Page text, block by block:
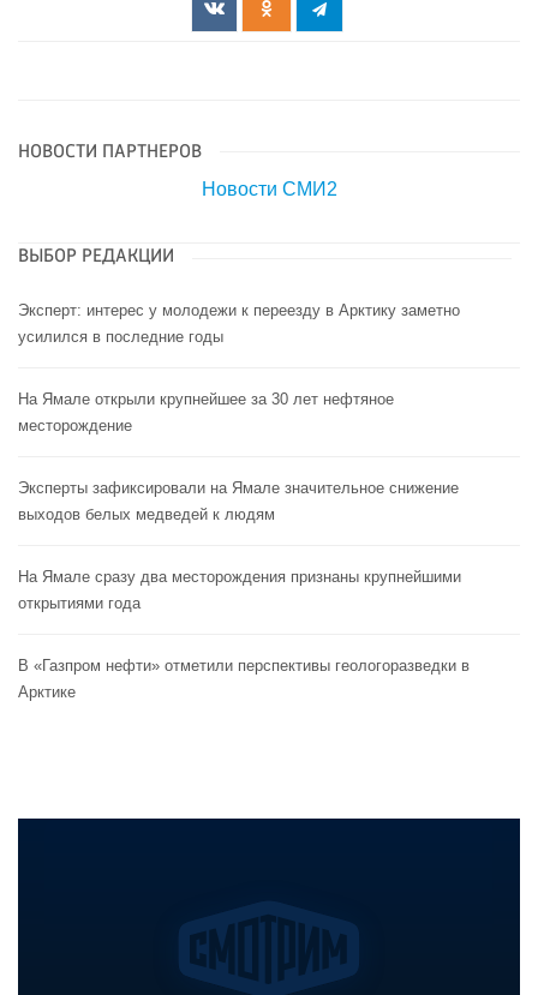
НОВОСТИ ПАРТНЕРОВ
Новости СМИ2
ВЫБОР РЕДАКЦИИ
Эксперт: интерес у молодежи к переезду в Арктику заметно
усилился в последние годы
На Ямале открыли крупнейшее за 30 лет нефтяное
месторождение
Эксперты зафиксировали на Ямале значительное снижение
выходов белых медведей к людям
На Ямале сразу два месторождения признаны крупнейшими
открытиями года
В «Газпром нефти» отметили перспективы геологоразведки в
Арктике